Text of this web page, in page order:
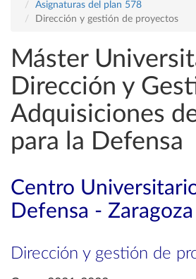
Asignaturas del plan 578
Dirección y gestión de proyectos
Máster
Dirección y
Adquisiciones
para la Defensa
Centro
Defensa - Zaragoza
Dirección y gestión de